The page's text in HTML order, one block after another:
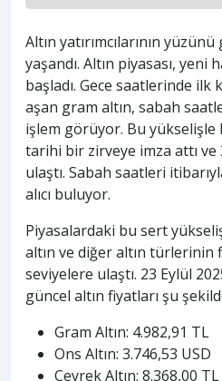
Altın yatırımcılarının
yaşandı. Altın piyasası,
başladı. Gece saatlerinde ilk
aşan gram altın, sabah
işlem görüyor. Bu yükselişle
tarihi bir zirveye imza attı ve
ulaştı. Sabah saatleri
alıcı buluyor.
Piyasalardaki bu sert
altın ve diğer altın türlerinin
seviyelere ulaştı. 23 Eylül
güncel altın fiyatları şu
Gram Altın: 4.982,91 TL
Ons Altın: 3.746,53 USD
Çeyrek Altın: 8.368,00 TL